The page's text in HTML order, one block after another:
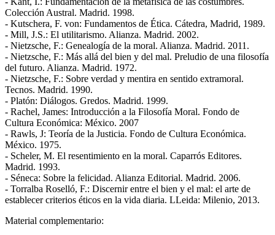
Colección Austral. Madrid. 1998.
- Kutschera, F. von: Fundamentos de Ética. Cátedra, Madrid, 1989.
- Mill, J.S.: El utilitarismo. Alianza. Madrid. 2002.
- Nietzsche, F.: Genealogía de la moral. Alianza. Madrid. 2011.
- Nietzsche, F.: Más allá del bien y del mal. Preludio de una filosofía
del futuro. Alianza. Madrid. 1972.
- Nietzsche, F.: Sobre verdad y mentira en sentido extramoral.
Tecnos. Madrid. 1990.
- Platón: Diálogos. Gredos. Madrid. 1999.
- Rachel, James: Introducción a la Filosofía Moral. Fondo de
Cultura Económica: México. 2007
- Rawls, J: Teoría de la Justicia. Fondo de Cultura Económica.
México. 1975.
- Scheler, M. El resentimiento en la moral. Caparrós Editores.
Madrid. 1993.
- Séneca: Sobre la felicidad. Alianza Editorial. Madrid. 2006.
- Torralba Roselló, F.: Discernir entre el bien y el mal: el arte de
establecer criterios éticos en la vida diaria. LLeida: Milenio, 2013.
Material complementario: